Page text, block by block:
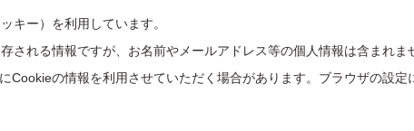
キー）を利用しています。
される情報ですが、お名前やメールアドレス等の個人情報は含まれ
Cookieの情報を利用させていただく場合があります。ブラウザの設定